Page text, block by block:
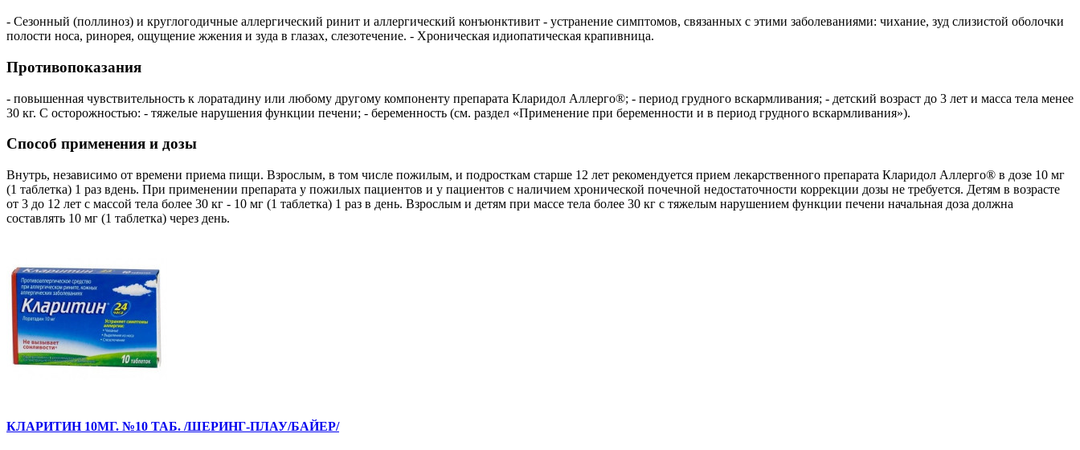
- Сезонный (поллиноз) и круглогодичные аллергический ринит и аллергический конъюнктивит - устранение симптомов, связанных с этими заболеваниями: чихание, зуд слизистой оболочки
полости носа, ринорея, ощущение жжения и зуда в глазах, слезотечение. - Хроническая идиопатическая крапивница.
Противопоказания
- повышенная чувствительность к лоратадину или любому другому компоненту препарата Кларидол Аллерго®; - период грудного вскармливания; - детский возраст до 3 лет и масса тела менее
30 кг. С осторожностью: - тяжелые нарушения функции печени; - беременность (см. раздел «Применение при беременности и в период грудного вскармливания»).
Способ применения и дозы
Внутрь, независимо от времени приема пищи. Взрослым, в том числе пожилым, и подросткам старше 12 лет рекомендуется прием лекарственного препарата Кларидол Аллерго® в дозе 10 мг
(1 таблетка) 1 раз вдень. При применении препарата у пожилых пациентов и у пациентов с наличием хронической почечной недостаточности коррекции дозы не требуется. Детям в возрасте
от 3 до 12 лет с массой тела более 30 кг - 10 мг (1 таблетка) 1 раз в день. Взрослым и детям при массе тела более 30 кг с тяжелым нарушением функции печени начальная доза должна
составлять 10 мг (1 таблетка) через день.
КЛАРИТИН 10МГ. №10 ТАБ. /ШЕРИНГ-ПЛАУ/БАЙЕР/